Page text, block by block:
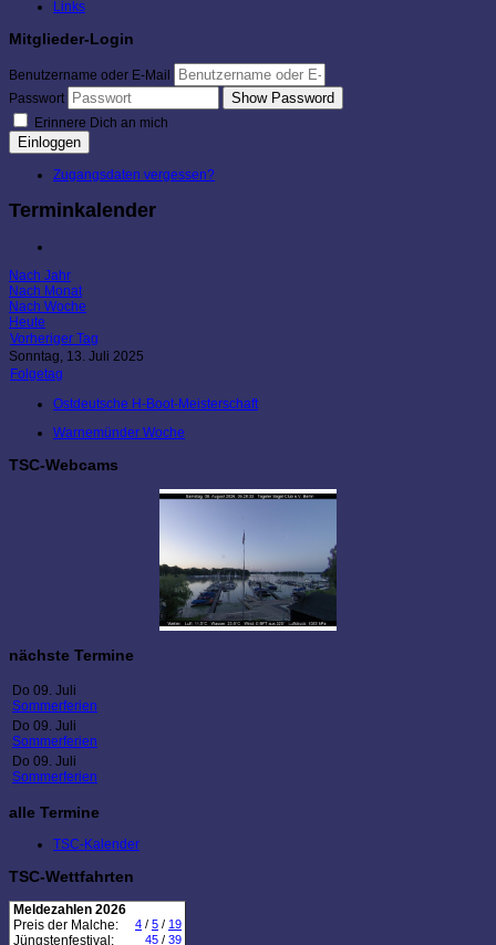
Links
Mitglieder-Login
Benutzername oder E-Mail
Passwort
Show Password
Erinnere Dich an mich
Einloggen
Zugangsdaten vergessen?
Terminkalender
Nach Jahr
Nach Monat
Nach Woche
Heute
Vorheriger Tag
Sonntag, 13. Juli 2025
Folgetag
Ostdeutsche H-Boot-Meisterschaft
Warnemünder Woche
TSC-Webcams
nächste Termine
Do 09. Juli
Sommerferien
Do 09. Juli
Sommerferien
Do 09. Juli
Sommerferien
alle Termine
TSC-Kalender
TSC-Wettfahrten
Meldezahlen 2026
Preis der Malche:
4 / 5 / 19
Jüngstenfestival: 45 / 39